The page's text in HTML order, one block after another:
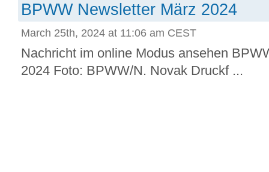
BPWW Newsletter März 2024
March 25th, 2024 at 11:06 am CEST
Nachricht im online Modus ansehen
2024 Foto: BPWW/N. Novak Druckf ...